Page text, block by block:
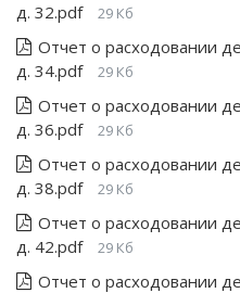
д. 32.pdf
29 Кб
Отчет о расходовании
д. 34.pdf
29 Кб
Отчет о расходовании
д. 36.pdf
29 Кб
Отчет о расходовании
д. 38.pdf
29 Кб
Отчет о расходовании
д. 42.pdf
29 Кб
Отчет о расходовании